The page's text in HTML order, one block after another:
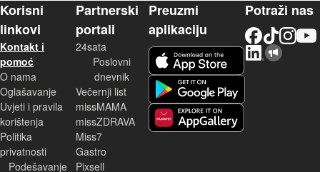
Korisni
linkovi
Kontakt i
pomoć
O nama
Oglašavanje
Uvjeti i pravila
korištenja
Politika
privatnosti
Podešavanje
Partnerski
portali
24sata
Poslovni
dnevnik
Večernji list
missMAMA
missZDRAVA
Miss7
Gastro
Pixsell
Preuzmi
aplikaciju
Potraži nas